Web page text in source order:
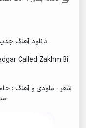
دانلود آهنگ
Called Zakhm Bi
شعر ، ملودی و آهنگ :